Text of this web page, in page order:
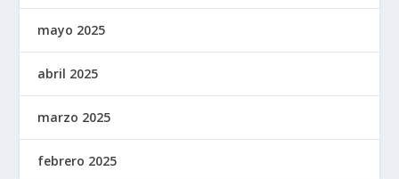
mayo 2025
abril 2025
marzo 2025
febrero 2025